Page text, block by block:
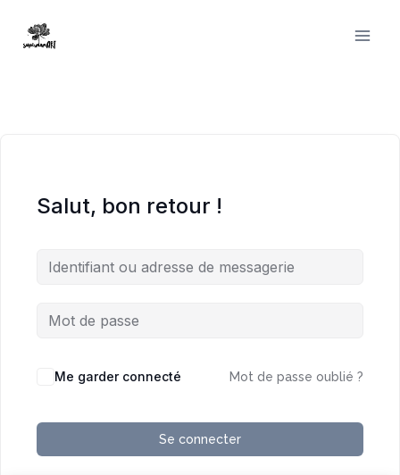
Salut, bon retour !
Me garder connecté Mot de passe oublié ?
Se connecter